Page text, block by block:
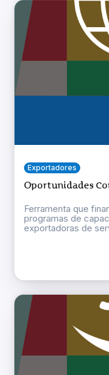
Exportadores
Oportunidades
Ferramenta que
programas de
exportadoras de